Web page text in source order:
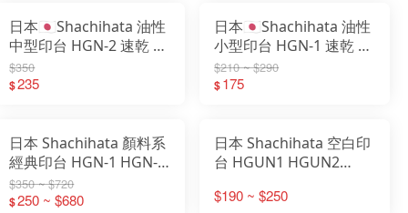
日本🇯🇵Shachihata 油性
中型印台 HGN-2 速乾 印
台
$350
$235
日本🇯🇵Shachihata 油性
小型印台 HGN-1 速乾 印
台
$210 ~ $290
$175
日本 Shachihata 顏料系
經典印台 HGN-1 HGN-2
HGN-3 補充液 薄墨 速乾
$350 ~ $720
$250 ~ $680
日本 Shachihata 空白印
台 HGUN1 HGUN2
乾
$190 ~ $250